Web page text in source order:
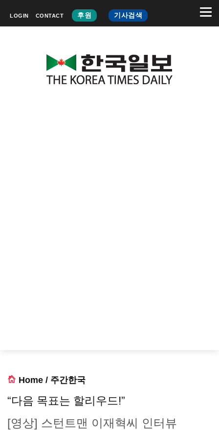
LOGIN CONTACT 후원 기사검색
Home / 주간한국
“다음 목표는 할리우드!”
[영상] 스턴트맨 이재혁씨 인터뷰